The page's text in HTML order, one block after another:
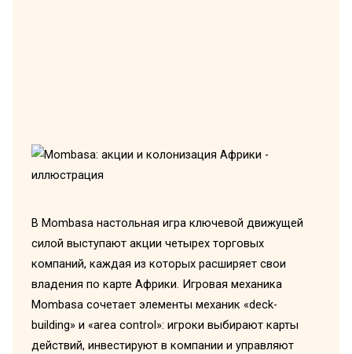
В Mombasa настольная игра ключевой движущей
силой выступают акции четырех торговых
компаний, каждая из которых расширяет свои
владения по карте Африки. Игровая механика
Mombasa сочетает элементы механик «deck-
building» и «area control»: игроки выбирают карты
действий, инвестируют в компании и управляют